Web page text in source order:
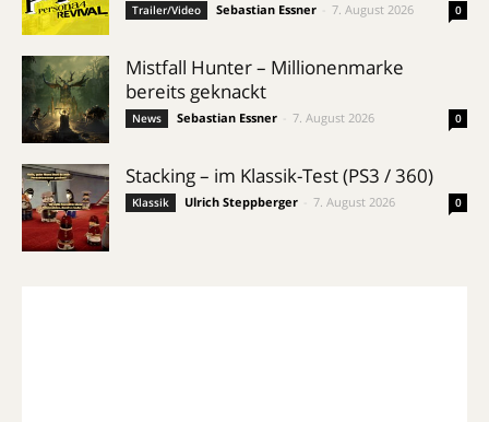
Trailer/Video Sebastian Essner 7. August 2026 0
Mistfall Hunter – Millionenmarke
bereits geknackt
News Sebastian Essner 7. August 2026 0
Stacking – im Klassik-Test (PS3 / 360)
Klassik Ulrich Steppberger 7. August 2026 0